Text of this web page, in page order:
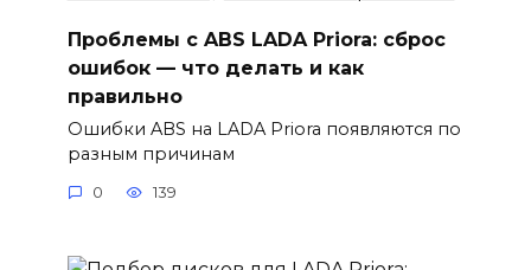
Проблемы с ABS LADA Priora: сброс
ошибок — что делать и как
правильно
Ошибки ABS на LADA Priora появляются по
разным причинам
0 139